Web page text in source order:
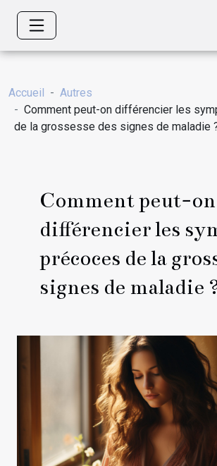
Accueil
Autres
Comment peut-on différencier les
de la grossesse des signes de maladie
Comment peut-on
différencier les
précoces de la
signes de maladie